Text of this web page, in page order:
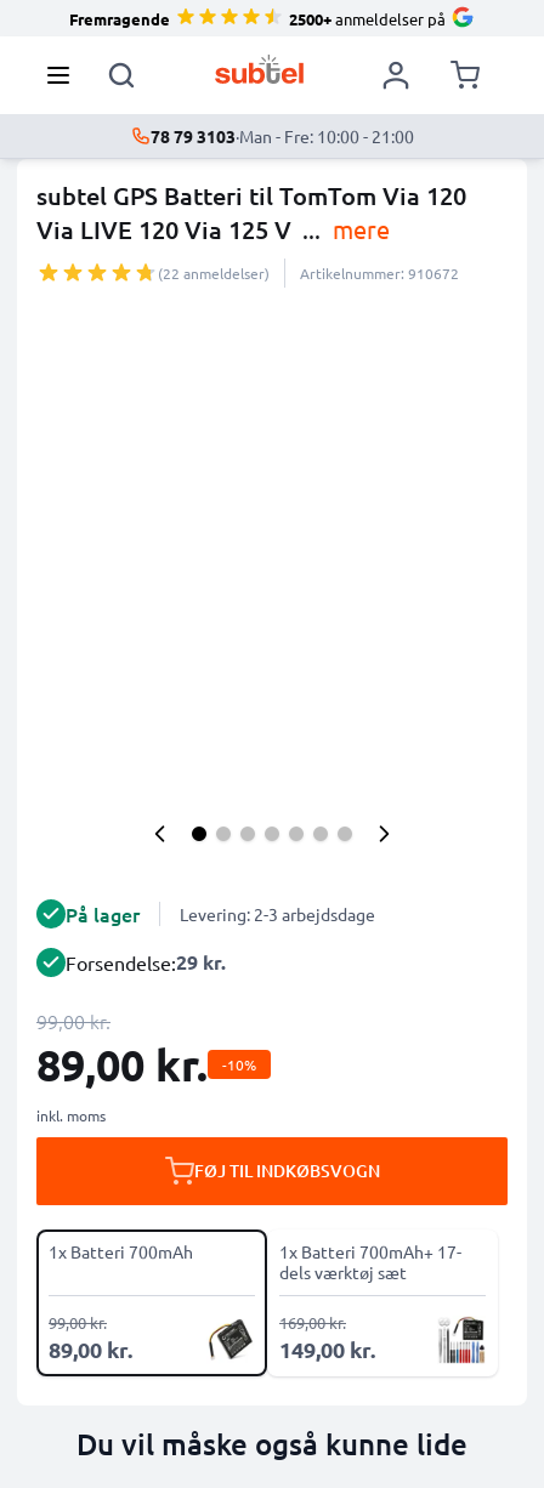
Fremragende 2500+anmeldelser på
78 79 3103·Man - Fre: 10:00 - 21:00
subtel GPS Batteri til TomTom Via 120
Via LIVE 120 Via 125 V ... mere
(22 anmeldelser) Artikelnummer: 910672
På lager Levering: 2-3 arbejdsdage
Forsendelse:29 kr.
99,00 kr.
89,00 kr. -10%
inkl. moms
FØJ TIL INDKØBSVOGN
1x Batteri 700mAh
89,00 kr.
99,00 kr.
1x Batteri 700mAh+ 17-
dels værktøj sæt
149,00 kr.
169,00 kr.
Du vil måske også kunne lide